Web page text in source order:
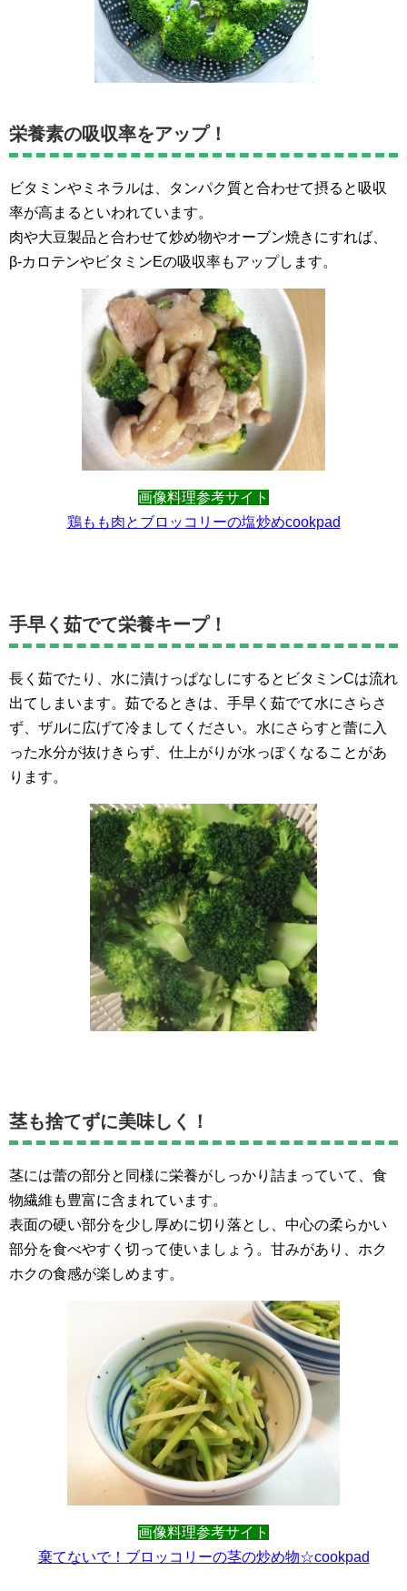
栄養素の吸収率をアップ！
ビタミンやミネラルは、タンパク質と合わせて摂ると吸収
率が高まるといわれています。
肉や大豆製品と合わせて炒め物やオーブン焼きにすれば、
β-カロテンやビタミンEの吸収率もアップします。
画像料理参考サイト
鶏もも肉とブロッコリーの塩炒めcookpad
手早く茹でて栄養キープ！
長く茹でたり、水に漬けっぱなしにするとビタミンCは流れ
出てしまいます。茹でるときは、手早く茹でて水にさらさ
ず、ザルに広げて冷ましてください。水にさらすと蕾に入
った水分が抜けきらず、仕上がりが水っぽくなることがあ
ります。
茎も捨てずに美味しく！
茎には蕾の部分と同様に栄養がしっかり詰まっていて、食
物繊維も豊富に含まれています。
表面の硬い部分を少し厚めに切り落とし、中心の柔らかい
部分を食べやすく切って使いましょう。甘みがあり、ホク
ホクの食感が楽しめます。
画像料理参考サイト
棄てないで！ブロッコリーの茎の炒め物☆cookpad